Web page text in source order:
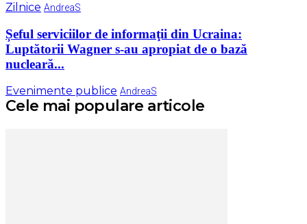
Zilnice AndreaS
Șeful serviciilor de informaţii din Ucraina:
Luptătorii Wagner s-au apropiat de o bază
nucleară...
Evenimente publice AndreaS
Cele mai populare articole